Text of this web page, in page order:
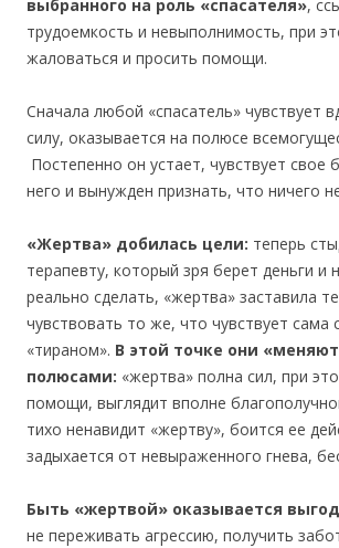
выбранного на роль «спасателя»,
трудоемкость и невыполнимость, при
жаловаться и просить помощи.
Сначала любой «спасатель» чувствует
силу, оказывается на полюсе
Постепенно он устает, чувствует свое
него и вынужден признать, что ничего
«Жертва» добилась цели: теперь
терапевту, который зря берет деньги и
реально сделать, «жертва» заставила
чувствовать то же, что чувствует сама
«тираном». В этой точке они
полюсами: «жертва» полна сил, при
помощи, выглядит вполне
тихо ненавидит «жертву», боится ее
задыхается от невыраженного гнева,
Быть «жертвой» оказывается
не переживать агрессию, получить